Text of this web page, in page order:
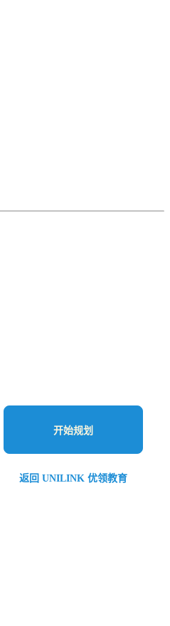
开始规划
返回 UNILINK 优领教育